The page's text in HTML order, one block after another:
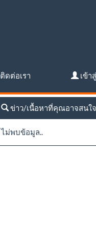
ติดต่อเรา เข้า
ข่าว/เนื้อหาที่คุณอาจสนใจ
ไม่พบข้อมูล..